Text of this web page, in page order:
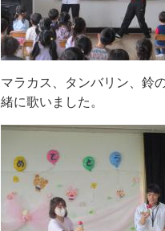
マラカス、タンバリン、鈴
緒に歌いました。